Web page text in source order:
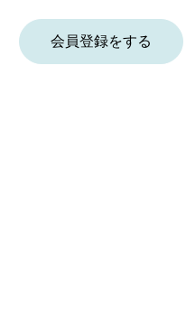
会員登録をする